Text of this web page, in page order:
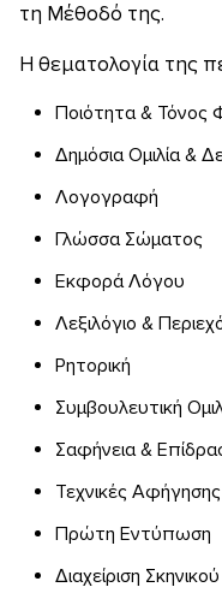
τη Μέθοδό της.
Η θεματολογία της
Ποιότητα & Τόνος
Δημόσια Ομιλία &
Λογογραφή
Γλώσσα Σώματος
Εκφορά Λόγου
Λεξιλόγιο &
Ρητορική
Συμβουλευτική
Σαφήνεια &
Τεχνικές Αφήγησης
Πρώτη Εντύπωση
Διαχείριση